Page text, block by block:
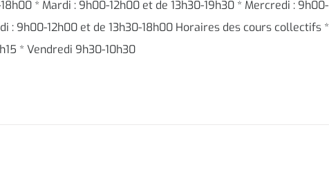
* Mardi : 9h00-12h00 et de 13h30-19h30 * Mercredi : 9h00-
: 9h00-12h00 et de 13h30-18h00 Horaires des cours collectifs *
* Vendredi 9h30-10h30